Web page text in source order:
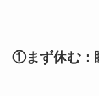
①まず休む：